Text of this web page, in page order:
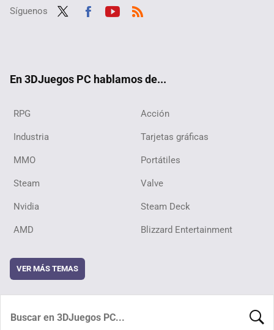
Síguenos
En 3DJuegos PC hablamos de...
RPG Acción
Industria Tarjetas gráficas
MMO Portátiles
Steam Valve
Nvidia Steam Deck
AMD Blizzard Entertainment
VER MÁS TEMAS